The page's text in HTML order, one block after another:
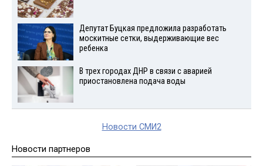
Депутат Буцкая предложила разработать
москитные сетки, выдерживающие вес
ребенка
В трех городах ДНР в связи с аварией
приостановлена подача воды
Новости СМИ2
Новости партнеров